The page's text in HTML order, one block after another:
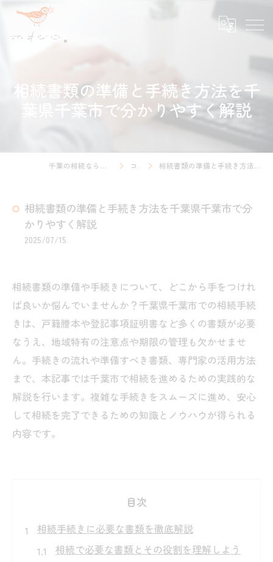
相続書類の準備と手続き方法を千
葉県千葉市で分かりやすく解説
千葉の相続ならホオジロ行政書士事務所 コラム 相続書類の準備と手続き方法を千葉県千葉市で分かりやすく解説
相続書類の準備と手続き方法を千葉県千葉市で分
かりやすく解説
2025/07/15
相続書類の準備や手続きについて、どこから手をつけれ
ば良いか悩んでいませんか？千葉県千葉市での相続手続
きは、戸籍謄本や登記事項証明書など多くの書類が必要
なうえ、地域特有の注意点や期限の管理も欠かせませ
ん。手続きの流れや準備すべき書類、専門家の活用方法
まで、本記事では千葉市で相続を進めるための実践的な
解説を行います。複雑な手続きをスムーズに進め、安心
して相続を完了できるための知識とノウハウが得られる
内容です。
目次
相続手続きに必要な書類を徹底解説
相続で必要な書類とその役割を理解しよう